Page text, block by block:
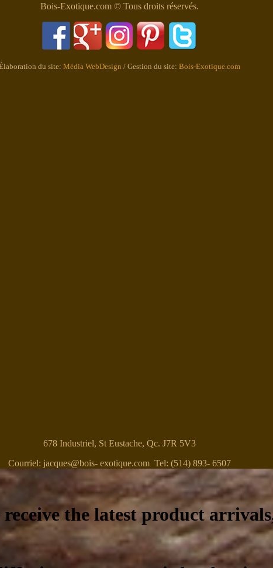
Bois-Exotique.com © Tous droits réservés.
du site: Média WebDesign / Gestion du site: Bois-Exotique.com
678 Industriel, St Eustache, Qc. J7R 5V3
Courriel: jacques@bois- exotique.com Tel: (514) 893- 6507
the latest product